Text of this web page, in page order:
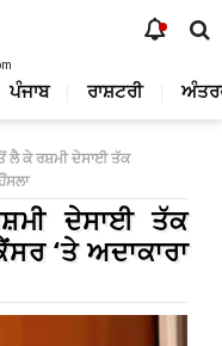
ਪੰਜਾਬ ਰਾਸ਼ਟਰੀ
ਲੈ ਕੇ ਰਸ਼ਮੀ ਦੇਸਾਈ ਤੱਕ
ਦੇਸਾਈ ਤੱਕ
‘ਤੇ ਅਦਾਕਾਰਾ